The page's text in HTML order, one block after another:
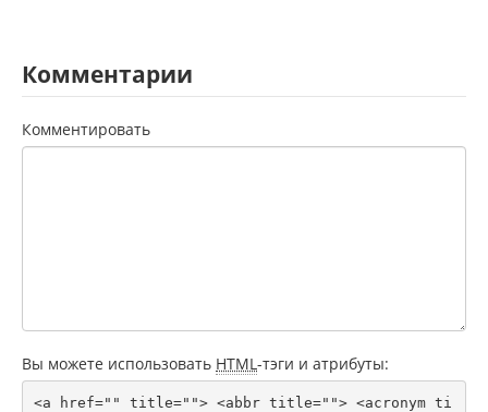
Комментарии
Комментировать
Вы можете использовать HTML-тэги и атрибуты:
<a href="" title=""> <abbr title=""> <acronym ti